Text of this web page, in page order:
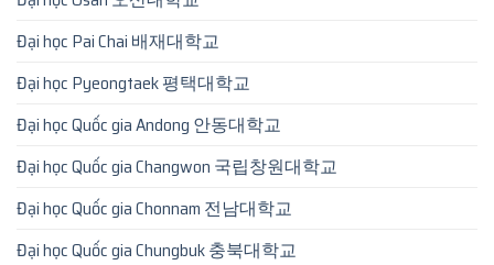
Đại học Pai Chai 배재대학교
Đại học Pyeongtaek 평택대학교
Đại học Quốc gia Andong 안동대학교
Đại học Quốc gia Changwon 국립창원대학교
Đại học Quốc gia Chonnam 전남대학교
Đại học Quốc gia Chungbuk 충북대학교